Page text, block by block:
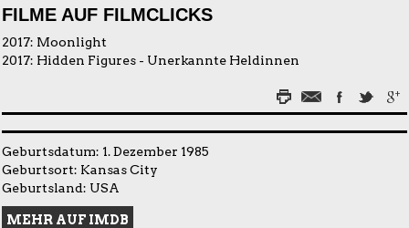
FILME AUF FILMCLICKS
2017: Moonlight
2017: Hidden Figures - Unerkannte Heldinnen
Geburtsdatum: 1. Dezember 1985
Geburtsort: Kansas City
Geburtsland: USA
MEHR AUF IMDB